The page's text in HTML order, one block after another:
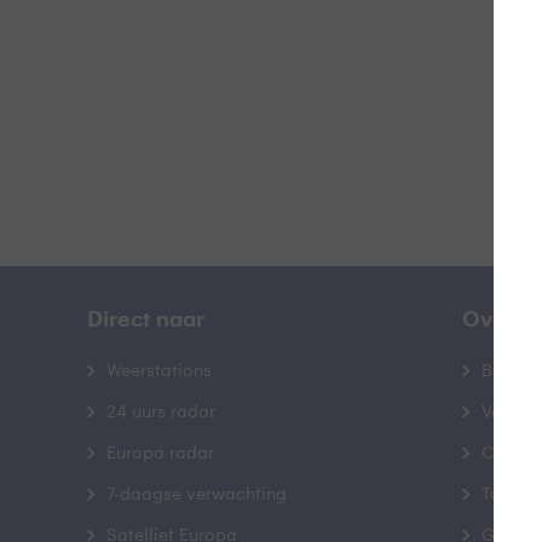
Direct naar
Weerstations
24 uurs radar
Europa radar
7-daagse verwachting
Satelliet Europa
Over
Contact